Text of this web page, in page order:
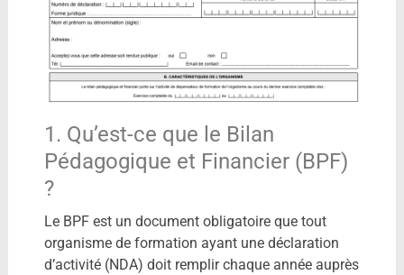
1. Qu’est-ce que le Bilan
Pédagogique et Financier (BPF)
?
Le BPF est un document obligatoire que tout
organisme de formation ayant une déclaration
d’activité (NDA) doit remplir chaque année auprès